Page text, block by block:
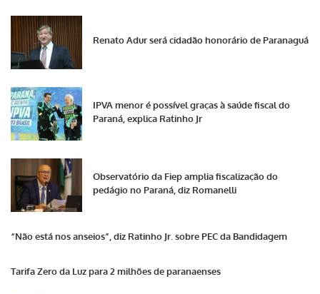
Renato Adur será cidadão honorário de Paranaguá
IPVA menor é possível graças à saúde fiscal do
Paraná, explica Ratinho Jr
Observatório da Fiep amplia fiscalização do
pedágio no Paraná, diz Romanelli
“Não está nos anseios”, diz Ratinho Jr. sobre PEC da Bandidagem
Tarifa Zero da Luz para 2 milhões de paranaenses